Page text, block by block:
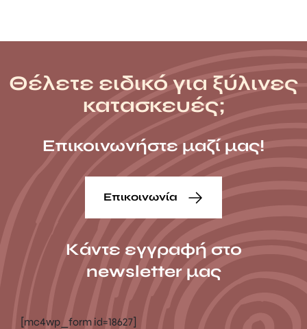
Θέλετε ειδικό για ξύλινες
κατασκευές;
Επικοινωνήστε μαζί μας!
Επικοινωνία
Κάντε εγγραφή στο
newsletter μας
[mc4wp_form id=18627]